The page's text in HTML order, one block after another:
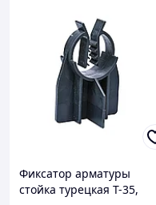
Фиксатор арматуры
стойка турецкая T-35,